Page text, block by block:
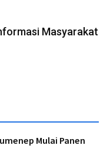
Masyarakat
Mulai Panen